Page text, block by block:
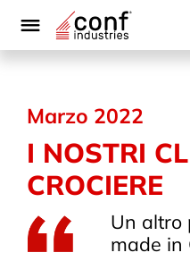
Marzo 2022
I NOSTRI
CROCIERE
Un altro
made in